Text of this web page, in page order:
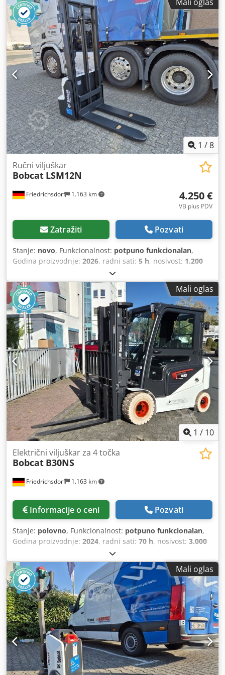
visina:2.008 mm, dužina viljuške: 1.150 mm , prazna masa
vozila:1.340 kg, ukupna dužina: 1.964 mm, tip pogona:
Elektro, radna širina:820 mm, Kamioni za viljuškarstvo
Težište opterećenja: 600 Širina viljuške: 560 mm Tip
jarbola: Triplex Stanje: Novi uređaj Stanje Tehnički: Novi
Prednje gume Tip: Poliuretan Prednje gume stanje: 80 -
100% Zadnje gume Tip: Poliuretan Stanje zadnjih guma: 80
- 100% Baterija Volt: 24V Csdpfx Aswzpc Dob Sjrf Baterija
Ah: 300Ah Tip baterije: PzS Baterija Godina proizvodnje:
2024 Stanje baterije: 80 - 100% Puna besplatan lift, CE
sertifikat, Akuamatics za baterijske ćelije
1 /8
Friedrichsdorf 1.163 km
Ručni viljuškar
Bobcat LSM12N
4.250 €
VB plus PDV
Zatražiti Pozvati
Stanje: novo, Funkcionalnost: potpuno funkcionalan,
Godina proizvodnje: 2026, radni sati: 5 h, nosivost: 1.200
, vrsta goriva:
jarma:dupleks, građevinska visina:2.150 mm, dužina
viljuške:1.150 mm , prazna masa vozila: 585 kg , ukupna
dužina:1.710 mm , tip pogona:Elektro , radna širina:800
mm, Visokopodizni viljuškar Težište tereta: 600 Širina
viljuški: 180 mm Debljina viljuški: 60 mm Tip stuba: Duplex
Stanje: Nov uređaj Tehničko stanje: Novo Prednje gume,
tip: Poliuretan Prednje gume, stanje: 80 - 100% Zadnje
gume, tip: Poliuretan Zadnje gume, stanje: 80 - 100%
Baterija - napon: 24V Cjdpfx Aboy Uz Sqj Sorf Baterija -
kapacitet: 60Ah Tip baterije: Litijum-jonska Godina
proizvodnje baterije: 2026 Stanje baterije: 80 - 100% CE
sertifikat, Litijum-jonska baterija bez održavanja 24 V
Mali oglas
1 / 10
Friedrichsdorf 1.163 km
Električni viljuškar za 4 točka
Bobcat B30NS
Informacije o ceni Pozvati
Stanje: polovno, Funkcionalnost: potpuno funkcionalan,
Godina proizvodnje: 2024, radni sati: 70 h, nosivost: 3.000
, slobodno podizanje:
mm, vrsta goriva:električni, tip jarma:triplex, građevinska
visina:2.145 mm, snaga: 16 kW (21,75 KS) , širina nosivog
rama viljuškara:
1.116 mm, dužina viljuške: 1.200 mm,
prazna masa vozila:4.850 kg, ukupna dužina:2.520 mm,
tip pogona:Elektro, radna širina:1.244 mm, Elektro
viljuškar sa 4 točka Težište tereta: 500 Širina viljuške: 122
mm Debljina viljuške: 45 mm ISO klasa: ISO klasa 3 = 2.500
- 4.999 kg Tip jarbola: Triplex Klasa brzine: 15 Stanje: kao
novo Tehničko stanje: veoma dobro Prednje gume tip:
superelastične Prednje gume dimenzije: 23x10-12 Prednje
gume stanje: 80 - 100% Zadnje gume tip: superelastične
Mali oglas